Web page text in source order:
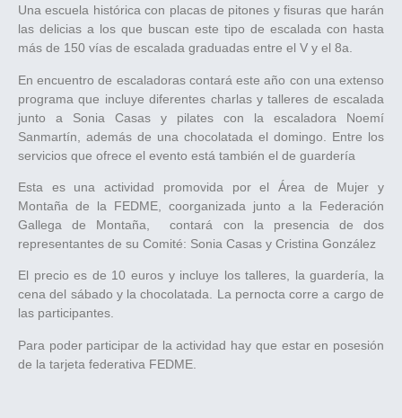
Una escuela histórica con placas de pitones y fisuras que harán
las delicias a los que buscan este tipo de escalada con hasta
más de 150 vías de escalada graduadas entre el V y el 8a.
En encuentro de escaladoras contará este año con una extenso
programa que incluye diferentes charlas y talleres de escalada
junto a Sonia Casas y pilates con la escaladora Noemí
Sanmartín, además de una chocolatada el domingo. Entre los
servicios que ofrece el evento está también el de guardería
Esta es una actividad promovida por el Área de Mujer y
Montaña de la FEDME, coorganizada junto a la Federación
Gallega de Montaña, contará con la presencia de dos
representantes de su Comité: Sonia Casas y Cristina González
El precio es de 10 euros y incluye los talleres, la guardería, la
cena del sábado y la chocolatada. La pernocta corre a cargo de
las participantes.
Para poder participar de la actividad hay que estar en posesión
de la tarjeta federativa FEDME.